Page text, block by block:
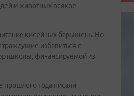
и животных всякое
кисейных барышень. Но
избавиться с
финансируемой из
прошлого года писали